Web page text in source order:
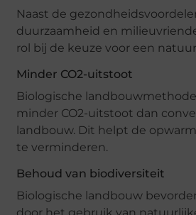
Naast de
duurzaamheid en
rol bij de keuze voor een
Minder CO2-uitstoot
Biologische
minder CO2-uitstoot dan
landbouw. Dit helpt de
te verminderen.
Behoud van biodiversiteit
Biologische landbouw